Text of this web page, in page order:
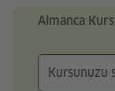
Almanca